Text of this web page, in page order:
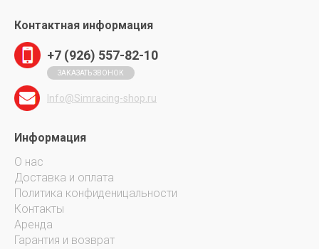
Контактная информация
+7 (926) 557-82-10
ЗАКАЗАТЬ ЗВОНОК
Info@Simracing-shop.ru
Информация
О нас
Доставка и оплата
Политика конфиденицальности
Контакты
Аренда
Гарантия и возврат